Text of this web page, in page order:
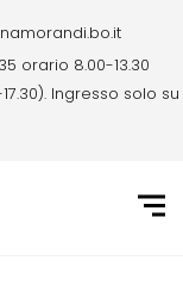
orario 8.00-13.30
Ingresso solo su